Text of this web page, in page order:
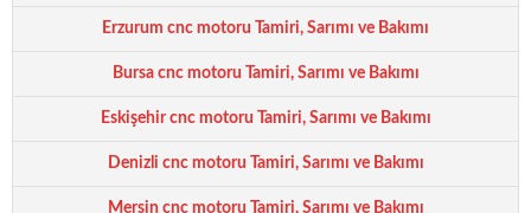
Erzurum cnc motoru Tamiri, Sarımı ve Bakımı
Bursa cnc motoru Tamiri, Sarımı ve Bakımı
Eskişehir cnc motoru Tamiri, Sarımı ve Bakımı
Denizli cnc motoru Tamiri, Sarımı ve Bakımı
Mersin cnc motoru Tamiri, Sarımı ve Bakımı